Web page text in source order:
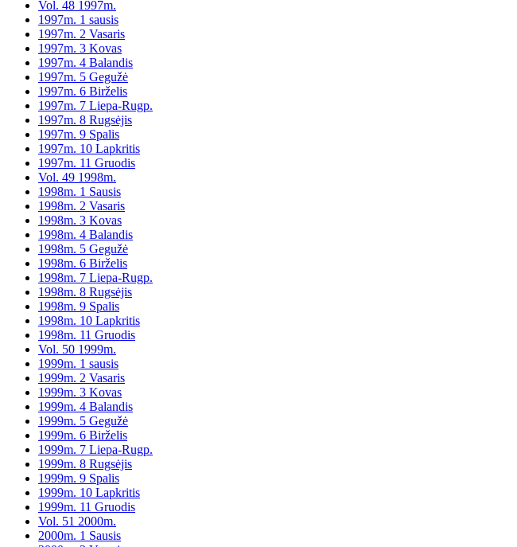
Vol. 48 1997m.
1997m. 1 sausis
1997m. 2 Vasaris
1997m. 3 Kovas
1997m. 4 Balandis
1997m. 5 Gegužė
1997m. 6 Birželis
1997m. 7 Liepa-Rugp.
1997m. 8 Rugsėjis
1997m. 9 Spalis
1997m. 10 Lapkritis
1997m. 11 Gruodis
Vol. 49 1998m.
1998m. 1 Sausis
1998m. 2 Vasaris
1998m. 3 Kovas
1998m. 4 Balandis
1998m. 5 Gegužė
1998m. 6 Birželis
1998m. 7 Liepa-Rugp.
1998m. 8 Rugsėjis
1998m. 9 Spalis
1998m. 10 Lapkritis
1998m. 11 Gruodis
Vol. 50 1999m.
1999m. 1 sausis
1999m. 2 Vasaris
1999m. 3 Kovas
1999m. 4 Balandis
1999m. 5 Gegužė
1999m. 6 Birželis
1999m. 7 Liepa-Rugp.
1999m. 8 Rugsėjis
1999m. 9 Spalis
1999m. 10 Lapkritis
1999m. 11 Gruodis
Vol. 51 2000m.
2000m. 1 Sausis